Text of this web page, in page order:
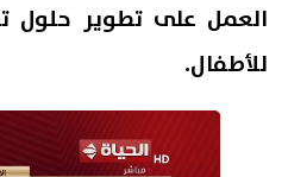
العمل على تطوير حلول
للأطفال.